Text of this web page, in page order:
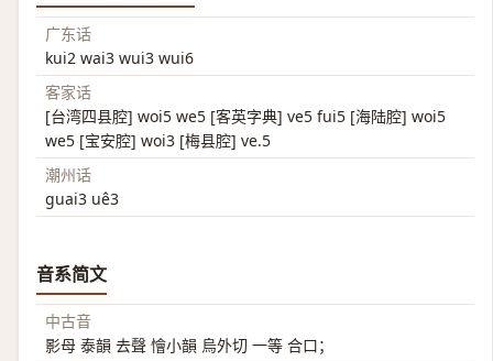
广东话
kui2 wai3 wui3 wui6
客家话
[台湾四县腔] woi5 we5 [客英字典] ve5 fui5 [海陆腔] woi5
we5 [宝安腔] woi3 [梅县腔] ve.5
潮州话
guai3 uê3
音系简文
中古音
影母 泰韻 去聲 懀小韻 烏外切 一等 合口；